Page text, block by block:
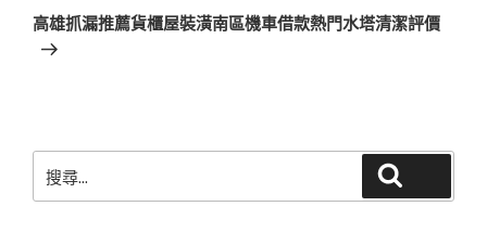
一
篇
高雄抓漏推薦貨櫃屋裝潢南區機車借款熱門水塔清潔評價
尋